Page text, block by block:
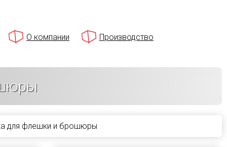
О компании Производство
для флешки и брошюры